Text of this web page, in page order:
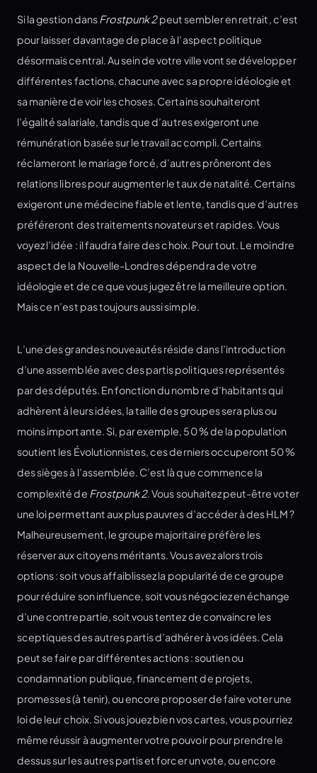
Si la gestion dans Frostpunk 2peut sembler en retrait, c’est
pour laisser davantage de place à l’aspect politique
désormais central. Au sein de votre ville vont se développer
différentes factions, chacune avec sa propre idéologie et
sa manière de voir les choses. Certains souhaiteront
l’égalité salariale, tandis que d’autres exigeront une
rémunération basée sur le travail accompli. Certains
réclameront le mariage forcé, d’autres prôneront des
relations libres pour augmenter le taux de natalité. Certains
exigeront une médecine fiable et lente, tandis que d’autres
préféreront des traitements novateurs et rapides. Vous
voyez l’idée : il faudra faire des choix. Pour tout. Le moindre
aspect de la Nouvelle-Londres dépendra de votre
idéologie et de ce que vous jugez être la meilleure option.
Mais ce n’est pas toujours aussi simple.
L’une des grandes nouveautés réside dans l’introduction
d’une assemblée avec des partis politiques représentés
par des députés. En fonction du nombre d’habitants qui
adhèrent à leurs idées, la taille des groupes sera plus ou
moins importante. Si, par exemple, 50 % de la population
soutient les Évolutionnistes, ces derniers occuperont 50 %
des sièges à l’assemblée. C’est là que commence la
complexité de Frostpunk 2. Vous souhaitez peut-être voter
une loi permettant aux plus pauvres d’accéder à des HLM ?
Malheureusement, le groupe majoritaire préfère les
réserver aux citoyens méritants. Vous avez alors trois
options : soit vous affaiblissez la popularité de ce groupe
pour réduire son influence, soit vous négociez en échange
d’une contrepartie, soit vous tentez de convaincre les
sceptiques des autres partis d’adhérer à vos idées. Cela
peut se faire par différentes actions : soutien ou
condamnation publique, financement de projets,
promesses (à tenir), ou encore proposer de faire voter une
loi de leur choix. Si vous jouez bien vos cartes, vous pourriez
même réussir à augmenter votre pouvoir pour prendre le
dessus sur les autres partis et forcer un vote, ou encore